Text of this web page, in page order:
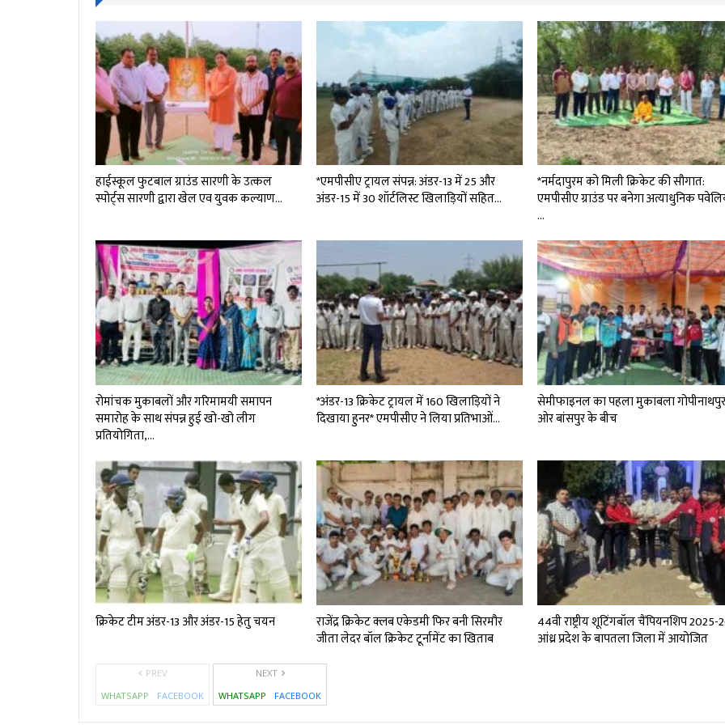
हाईस्कूल फुटबाल ग्राउंड सारणी के उत्कल
स्पोर्ट्स सारणी द्वारा खेल एव युवक कल्याण…
*एमपीसीए ट्रायल संपन्न: अंडर-13 में 25 और
अंडर-15 में 30 शॉर्टलिस्ट खिलाड़ियों सहित…
*नर्मदापुरम को मिली क्रिकेट की सौगात:
एमपीसीए ग्राउंड पर बनेगा अत्याधुनिक
…
रोमांचक मुकाबलों और गरिमामयी समापन
समारोह के साथ संपन्न हुई खो-खो लीग
प्रतियोगिता,…
*अंडर-13 क्रिकेट ट्रायल में 160 खिलाड़ियों ने
दिखाया हुनर* एमपीसीए ने लिया प्रतिभाओं…
सेमीफाइनल का पहला मुकाबला
ओर बांसपुर के बीच
क्रिकेट टीम अंडर-13 और अंडर-15 हेतु चयन
राजेंद्र क्रिकेट क्लब एकेडमी फिर बनी सिरमौर
जीता लेदर बॉल क्रिकेट टूर्नामेंट का खिताब
44वी राष्ट्रीय शूटिंगबॉल चैंपियनशिप 2025-
आंध्र प्रदेश के बापतला जिला में आयोजित
PREV
WHATSAPP
FACEBOOK
NEXT
WHATSAPP
FACEBOOK